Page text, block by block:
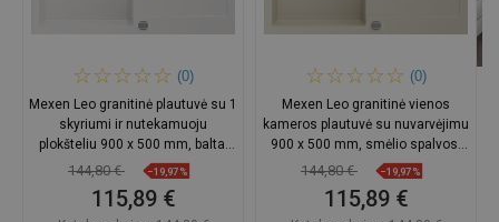
(0)
Mexen Leo granitinė plautuvė su 1
skyriumi ir nutekamuoju
plokšteliu 900 x 500 mm, balta,
chromuotas sifonas -
144,80 € −19,97%
115,89 €
(0)
Mexen Leo granitinė vienos
kameros plautuvė su nuvarvėjimu
900 x 500 mm, smėlio spalvos,
chromuotas sifonas -
144,80 € −19,97%
115,89 €